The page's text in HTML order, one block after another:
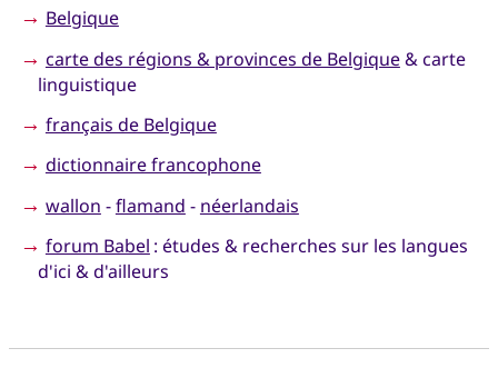
→ Belgique
→ carte des régions & provinces de Belgique& carte
linguistique
→ français de Belgique
→ dictionnaire francophone
→ wallon -flamand - néerlandais
→ forum Babel : études & recherches sur les langues
d'ici & d'ailleurs